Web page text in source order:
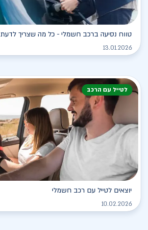
טווח נסיעה ברכב חשמלי - כל מה שצריך לדעת
13.01.2026
לטייל עם הרכב
יוצאים לטייל עם רכב חשמלי
10.02.2026